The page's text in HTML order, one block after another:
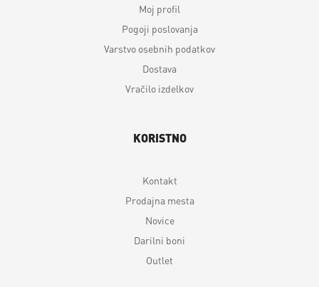
Moj profil
Pogoji poslovanja
Varstvo osebnih podatkov
Dostava
Vračilo izdelkov
KORISTNO
Kontakt
Prodajna mesta
Novice
Darilni boni
Outlet